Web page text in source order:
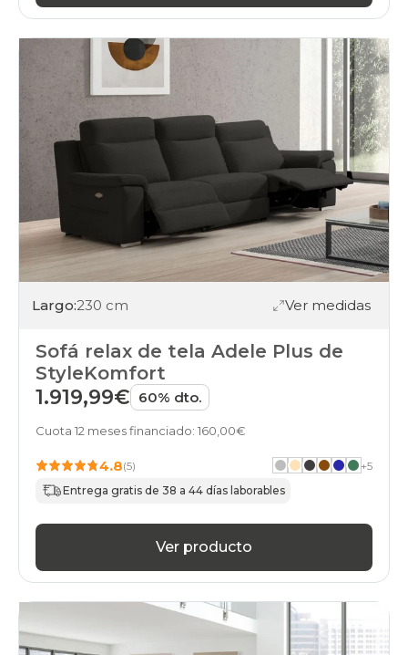
Largo:230 cm Ver medidas
Sofá relax de tela Adele Plus de
StyleKomfort
1.919,99€ 60% dto.
Cuota 12 meses financiado: 160,00€
4.8(5) +5
Entrega gratis de 38 a 44 días laborables
Ver producto